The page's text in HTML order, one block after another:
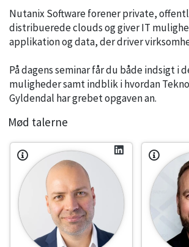
Nutanix Software forener private,
distribuerede clouds og giver IT
applikation og data, der driver
På dagens seminar får du både indsigt i
muligheder samt indblik i hvordan
Gyldendal har grebet opgaven an.
Mød talerne